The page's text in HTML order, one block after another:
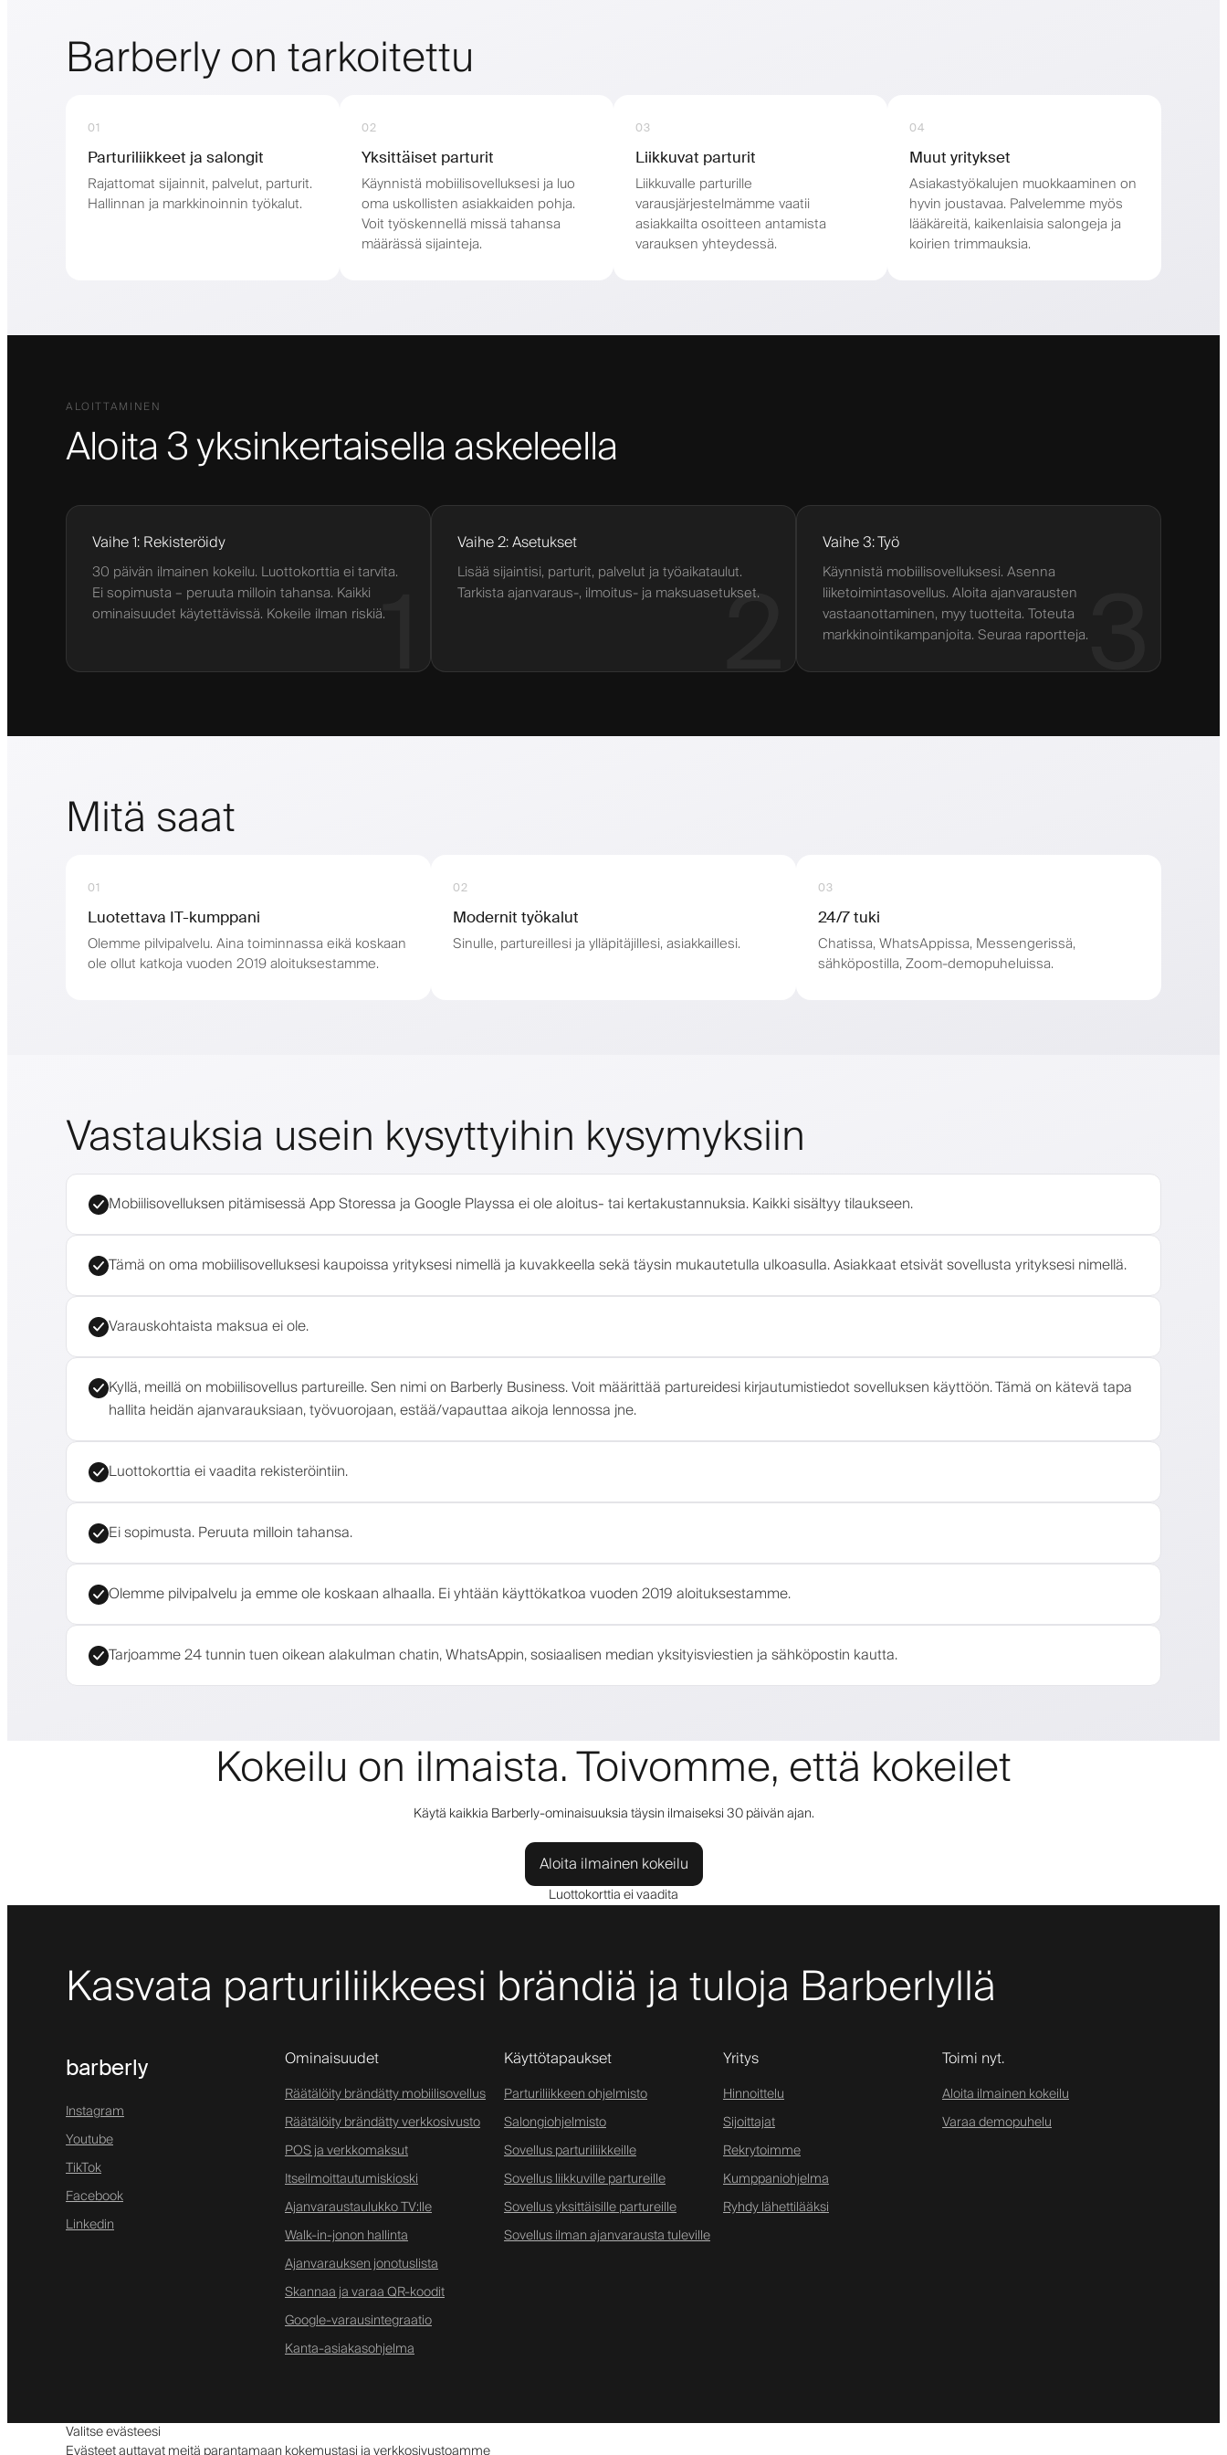
Barberly on tarkoitettu
01
Parturiliikkeet ja salongit
Rajattomat sijainnit, palvelut, parturit.
Hallinnan ja markkinoinnin työkalut.
02
Yksittäiset parturit
Käynnistä mobiilisovelluksesi ja luo
oma uskollisten asiakkaiden pohja.
Voit työskennellä missä tahansa
määrässä sijainteja.
03
Liikkuvat parturit
Liikkuvalle parturille
varausjärjestelmämme vaatii
asiakkailta osoitteen antamista
varauksen yhteydessä.
04
Muut yritykset
Asiakastyökalujen muokkaaminen on
hyvin joustavaa. Palvelemme myös
lääkäreitä, kaikenlaisia salongeja ja
koirien trimmauksia.
ALOITTAMINEN
Aloita 3 yksinkertaisella askeleella
1
Vaihe 1: Rekisteröidy
30 päivän ilmainen kokeilu. Luottokorttia ei tarvita.
Ei sopimusta – peruuta milloin tahansa. Kaikki
ominaisuudet käytettävissä. Kokeile ilman riskiä.
2
Vaihe 2: Asetukset
Lisää sijaintisi, parturit, palvelut ja työaikataulut.
Tarkista ajanvaraus-, ilmoitus- ja maksuasetukset.
3
Vaihe 3: Työ
Käynnistä mobiilisovelluksesi. Asenna
liiketoimintasovellus. Aloita ajanvarausten
vastaanottaminen, myy tuotteita. Toteuta
markkinointikampanjoita. Seuraa raportteja.
Mitä saat
01
Luotettava IT-kumppani
Olemme pilvipalvelu. Aina toiminnassa eikä koskaan
ole ollut katkoja vuoden 2019 aloituksestamme.
02
Modernit työkalut
Sinulle, partureillesi ja ylläpitäjillesi, asiakkaillesi.
03
24/7 tuki
Chatissa, WhatsAppissa, Messengerissä,
sähköpostilla, Zoom-demopuheluissa.
Vastauksia usein kysyttyihin kysymyksiin
Mobiilisovelluksen pitämisessä App Storessa ja Google Playssa ei ole aloitus- tai kertakustannuksia. Kaikki sisältyy tilaukseen.
Tämä on oma mobiilisovelluksesi kaupoissa yrityksesi nimellä ja kuvakkeella sekä täysin mukautetulla ulkoasulla. Asiakkaat etsivät sovellusta yrityksesi nimellä.
Varauskohtaista maksua ei ole.
Kyllä, meillä on mobiilisovellus partureille. Sen nimi on Barberly Business. Voit määrittää partureidesi kirjautumistiedot sovelluksen käyttöön. Tämä on kätevä tapa
hallita heidän ajanvarauksiaan, työvuorojaan, estää/vapauttaa aikoja lennossa jne.
Luottokorttia ei vaadita rekisteröintiin.
Ei sopimusta. Peruuta milloin tahansa.
Olemme pilvipalvelu ja emme ole koskaan alhaalla. Ei yhtään käyttökatkoa vuoden 2019 aloituksestamme.
Tarjoamme 24 tunnin tuen oikean alakulman chatin, WhatsAppin, sosiaalisen median yksityisviestien ja sähköpostin kautta.
Kokeilu on ilmaista. Toivomme, että kokeilet
Käytä kaikkia Barberly-ominaisuuksia täysin ilmaiseksi 30 päivän ajan.
Aloita ilmainen kokeilu
Luottokorttia ei vaadita
Kasvata parturiliikkeesi brändiä ja tuloja Barberlyllä
barberly
Instagram
Youtube
TikTok
Facebook
Linkedin
Ominaisuudet
Räätälöity brändätty mobiilisovellus
Räätälöity brändätty verkkosivusto
POS ja verkkomaksut
Itseilmoittautumiskioski
Ajanvaraustaulukko TV:lle
Walk-in-jonon hallinta
Ajanvarauksen jonotuslista
Skannaa ja varaa QR-koodit
Google-varausintegraatio
Kanta-asiakasohjelma
Käyttötapaukset
Parturiliikkeen ohjelmisto
Salongiohjelmisto
Sovellus parturiliikkeille
Sovellus liikkuville partureille
Sovellus yksittäisille partureille
Sovellus ilman ajanvarausta tuleville
Yritys
Hinnoittelu
Sijoittajat
Rekrytoimme
Kumppaniohjelma
Ryhdy lähettilääksi
Toimi nyt.
Aloita ilmainen kokeilu
Varaa demopuhelu
Valitse evästeesi